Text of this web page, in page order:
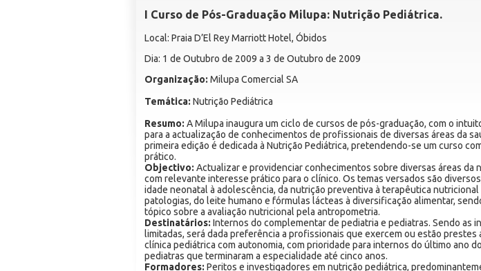
I Curso de Pós-Graduação Milupa: Nutrição Pediátrica.
Local: Praia D’El Rey Marriott Hotel, Óbidos
Dia: 1 de Outubro de 2009 a 3 de Outubro de 2009
Organização: Milupa Comercial SA
Temática: Nutrição Pediátrica
Resumo: A Milupa inaugura um ciclo de cursos de pós-graduação, com o
para a actualização de conhecimentos de profissionais de diversas áreas da
primeira edição é dedicada à Nutrição Pediátrica, pretendendo-se um curso
prático.
Objectivo: Actualizar e providenciar conhecimentos sobre diversas áreas da
com relevante interesse prático para o clínico. Os temas versados são
idade neonatal à adolescência, da nutrição preventiva à terapêutica nutricional
patologias, do leite humano e fórmulas lácteas à diversificação alimentar,
tópico sobre a avaliação nutricional pela antropometria.
Destinatários: Internos do complementar de pediatria e pediatras. Sendo as
limitadas, será dada preferência a profissionais que exercem ou estão prestes
clínica pediátrica com autonomia, com prioridade para internos do último ano
pediatras que terminaram a especialidade até cinco anos.
Formadores: Peritos e investigadores em nutrição pediátrica,